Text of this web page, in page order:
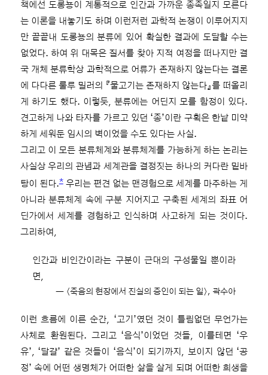
책에선 도롱뇽이 계통적으로 인간과 가까운 종족일지 모른다
는 이론을 내놓기도 하며 이런저런 과학적 논쟁이 이루어지지
만 끝끝내 도롱뇽의 분류에 있어 확실한 결과에 도달할 수는
없었다. 하여 위 대목은 질서를 찾아 지적 여정을 떠나지만 결
국 개체 분류학상 과학적으로 어류가 존재하지 않는다는 결론
에 다다른 룰루 밀러의 『물고기는 존재하지 않는다』를 떠올리
게 하기도 했다. 이렇듯, 분류에는 어딘지 모를 함정이 있다.
견고하게 나와 타자를 가르고 있던 ‘종’이란 구획은 한낱 미약
하게 세워둔 임시의 벽이었을 수도 있다는 사실.
그리고 이 모든 분류체계와 분류체계를 가능하게 하는 논리는
사실상 우리의 관념과 세계관을 결정짓는 하나의 커다란 밑바
탕이 된다.*우리는 편견 없는 맨경험으로 세계를 마주하는 게
아니라 분류체계 속에 구분 지어지고 구축된 세계의 좌표 어
딘가에서 세계를 경험하고 인식하며 사고하게 되는 것이다.
그리하여,
인간과 비인간이라는 구분이 근대의 구성물일 뿐이라
면,
― 〈죽음의 현장에서 진실의 증인이 되는 일〉, 곽수아
이런 흐름에 이른 순간, ‘고기’였던 것이 틀림없던 무언가는
사체로 환원된다. 그리고 ‘음식’이었던 것들, 이를테면 ‘우
유’, ‘달걀’ 같은 것들이 ‘음식’이 되기까지, 보이지 않던 ‘공
정’ 속에 어떤 생명체가 어떠한 삶을 살게 되며 어떠한 희생을